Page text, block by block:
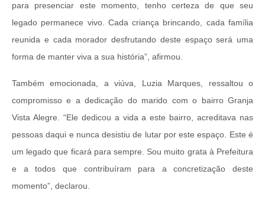
para presenciar este momento, tenho certeza de que seu
legado permanece vivo. Cada criança brincando, cada família
reunida e cada morador desfrutando deste espaço será uma
forma de manter viva a sua história”, afirmou.
Também emocionada, a viúva, Luzia Marques, ressaltou o
compromisso e a dedicação do marido com o bairro Granja
Vista Alegre. “Ele dedicou a vida a este bairro, acreditava nas
pessoas daqui e nunca desistiu de lutar por este espaço. Este é
um legado que ficará para sempre. Sou muito grata à Prefeitura
e a todos que contribuíram para a concretização deste
momento”, declarou.